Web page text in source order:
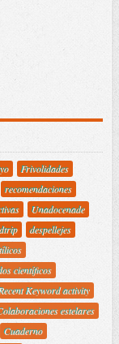
Frivolidades
recomendaciones
Unadocenade
despellejes
científicos
Keyword activity
estelares
Cuaderno